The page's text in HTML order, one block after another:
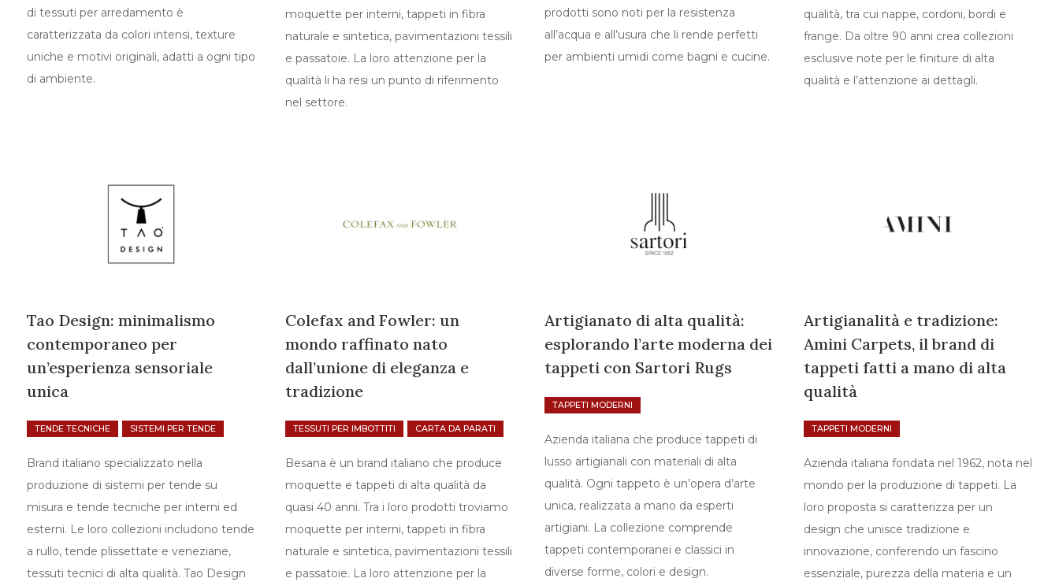
di tessuti per arredamento è
caratterizzata da colori intensi, texture
uniche e motivi originali, adatti a ogni tipo
di ambiente.
moquette per interni, tappeti in fibra
naturale e sintetica, pavimentazioni tessili
e passatoie. La loro attenzione per la
qualità li ha resi un punto di riferimento
nel settore.
prodotti sono noti per la resistenza
all’acqua e all’usura che li rende perfetti
per ambienti umidi come bagni e cucine.
qualità, tra cui nappe, cordoni, bordi e
frange. Da oltre 90 anni crea collezioni
esclusive note per le finiture di alta
qualità e l’attenzione ai dettagli.
Tao Design: minimalismo
contemporaneo per
un’esperienza sensoriale
unica
TENDE TECNICHE SISTEMI PER TENDE
Brand italiano specializzato nella
produzione di sistemi per tende su
misura e tende tecniche per interni ed
esterni. Le loro collezioni includono tende
a rullo, tende plissettate e veneziane,
tessuti tecnici di alta qualità. Tao Design
Colefax and Fowler: un
mondo raffinato nato
dall’unione di eleganza e
tradizione
TESSUTI PER IMBOTTITI CARTA DA PARATI
Besana è un brand italiano che produce
moquette e tappeti di alta qualità da
quasi 40 anni. Tra i loro prodotti troviamo
moquette per interni, tappeti in fibra
naturale e sintetica, pavimentazioni tessili
e passatoie. La loro attenzione per la
Artigianato di alta qualità:
esplorando l’arte moderna dei
tappeti con Sartori Rugs
TAPPETI MODERNI
Azienda italiana che produce tappeti di
lusso artigianali con materiali di alta
qualità. Ogni tappeto è un’opera d’arte
unica, realizzata a mano da esperti
artigiani. La collezione comprende
tappeti contemporanei e classici in
diverse forme, colori e design.
Artigianalità e tradizione:
Amini Carpets, il brand di
tappeti fatti a mano di alta
qualità
TAPPETI MODERNI
Azienda italiana fondata nel 1962, nota nel
mondo per la produzione di tappeti. La
loro proposta si caratterizza per un
design che unisce tradizione e
innovazione, conferendo un fascino
essenziale, purezza della materia e un